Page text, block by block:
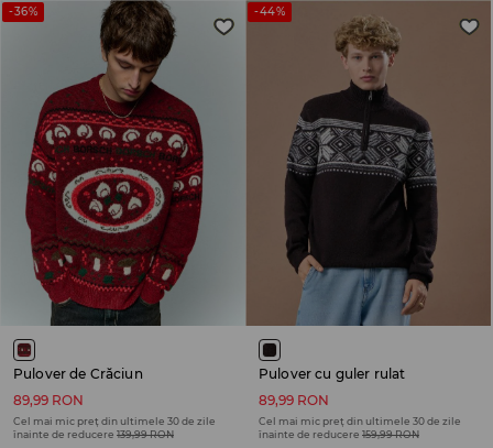
-36%
Pulover de Crăciun
89,99 RON
Cel mai mic preț din ultimele 30 de zile
înainte de reducere 139,99 RON
-44%
Pulover cu guler rulat
89,99 RON
Cel mai mic preț din ultimele 30 de zile
înainte de reducere 159,99 RON